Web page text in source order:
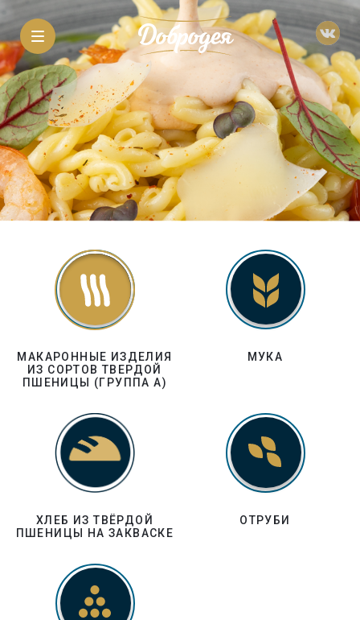
МАКАРОННЫЕ ИЗДЕЛИЯ
ИЗ СОРТОВ ТВЕРДОЙ
ПШЕНИЦЫ (ГРУППА А)
МУКА
ХЛЕБ ИЗ ТВЁРДОЙ
ПШЕНИЦЫ НА ЗАКВАСКЕ
ОТРУБИ